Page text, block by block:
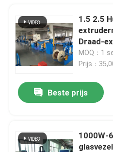
1.5 2.5
Draad-
MOQ：1
Prijs：
Beste prijs
1000W-